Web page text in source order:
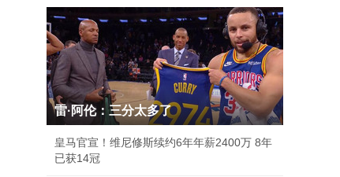
雷·阿伦：三分太多了
皇马官宣！维尼修斯续约6年年薪2400万 8年
已获14冠